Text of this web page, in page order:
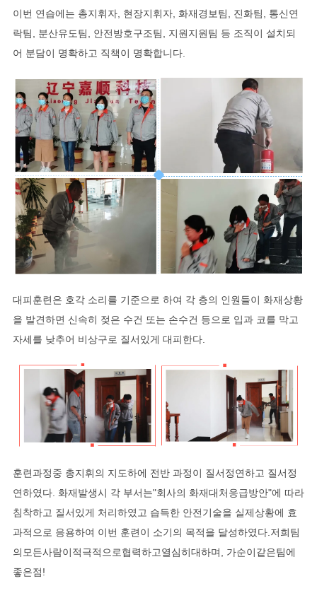
이번 연습에는 총지휘자, 현장지휘자, 화재경보팀, 진화팀, 통신연
락팀, 분산유도팀, 안전방호구조팀, 지원지원팀 등 조직이 설치되
어 분담이 명확하고 직책이 명확합니다.
대피훈련은 호각 소리를 기준으로 하여 각 층의 인원들이 화재상황
을 발견하면 신속히 젖은 수건 또는 손수건 등으로 입과 코를 막고
자세를 낮추어 비상구로 질서있게 대피한다.
훈련과정중 총지휘의 지도하에 전반 과정이 질서정연하고 질서정
연하였다. 화재발생시 각 부서는"회사의 화재대처응급방안"에 따라
침착하고 질서있게 처리하였고 습득한 안전기술을 실제상황에 효
과적으로 응용하여 이번 훈련이 소기의 목적을 달성하였다.저희팀
의모든사람이적극적으로협력하고열심히대하며, 가순이같은팀에
좋은점!